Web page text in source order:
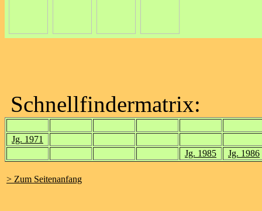
Schnellfindermatrix:
Jg. 1971
Jg. 1985
Jg. 1986
> Zum Seitenanfang